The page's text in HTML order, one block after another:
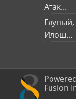
Атак...
Глупый,
Илош...
Fusion